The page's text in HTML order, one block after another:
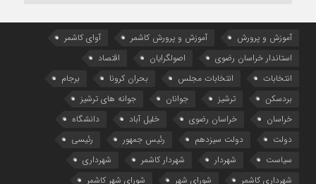
آموزش و پرورش آموزش و پرورش کاشمر
آوای کاشمر
استاندار خراسان رضوی
اصولگرایان
اقتصاد
انتخابات
انتخابات مجلس بحران کرونا
برجام
بردسکن
ترشیز جوانان
جوانه های ترشیز
خراسان
خراسان رضوی خلیل آباد
دانشگاه
دولت
دولت سیزدهم رئیس جمهور
رئیسی
سیاست
شهردار شهردار کاشمر
شهرداری
شهرداری کاشمر
شورای شهر شورای شهر کاشمر